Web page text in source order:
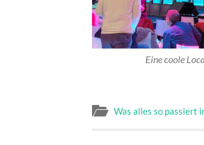
Eine coole
Was alles so passiert